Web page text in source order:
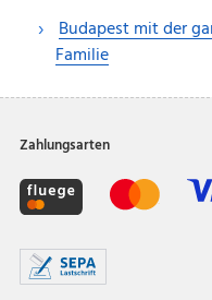
Budapest mit der
Familie